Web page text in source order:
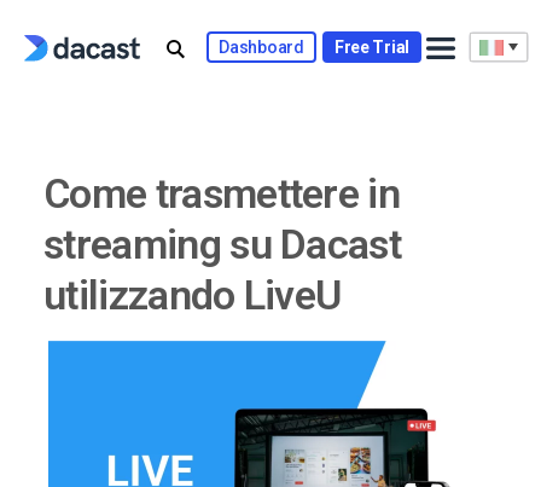
Dashboard Free Trial
Come trasmettere in
streaming su Dacast
utilizzando LiveU